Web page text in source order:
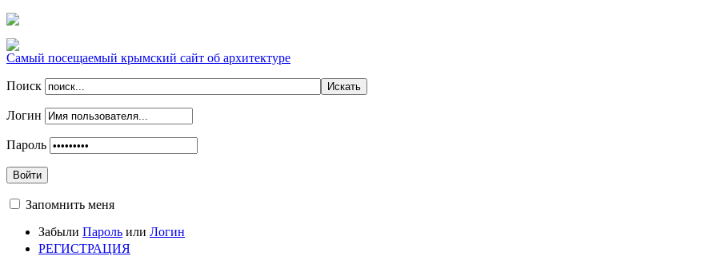
Самый посещаемый крымский сайт об архитектуре
Поиск
Логин
Пароль
Войти
Запомнить меня
Забыли Пароль или Логин
РЕГИСТРАЦИЯ